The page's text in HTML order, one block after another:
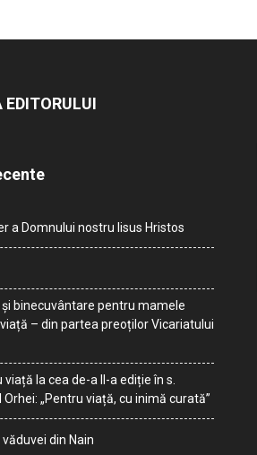
EDITORULUI
a Domnului nostru Iisus Hristos
binecuvântare pentru mamele
– din partea preoților Vicariatului
viață la cea de-a II-a ediție în s.
Orhei: „Pentru viață, cu inimă curată”
văduvei din Nain